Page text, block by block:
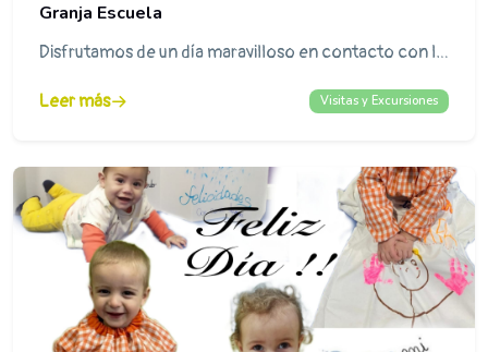
Granja Escuela
Disfrutamos de un día maravilloso en contacto con los animales y con la naturaleza. ¡¡Lo pasamos pipa!!
Leer más Visitas y Excursiones